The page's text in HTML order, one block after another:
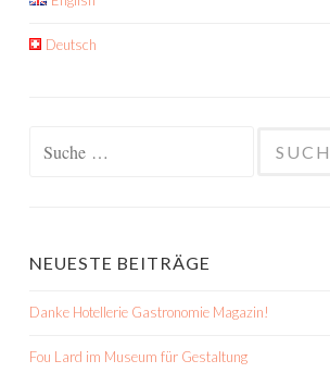
Deutsch
NEUESTE BEITRÄGE
Danke Hotellerie Gastronomie Magazin!
Fou Lard im Museum für Gestaltung